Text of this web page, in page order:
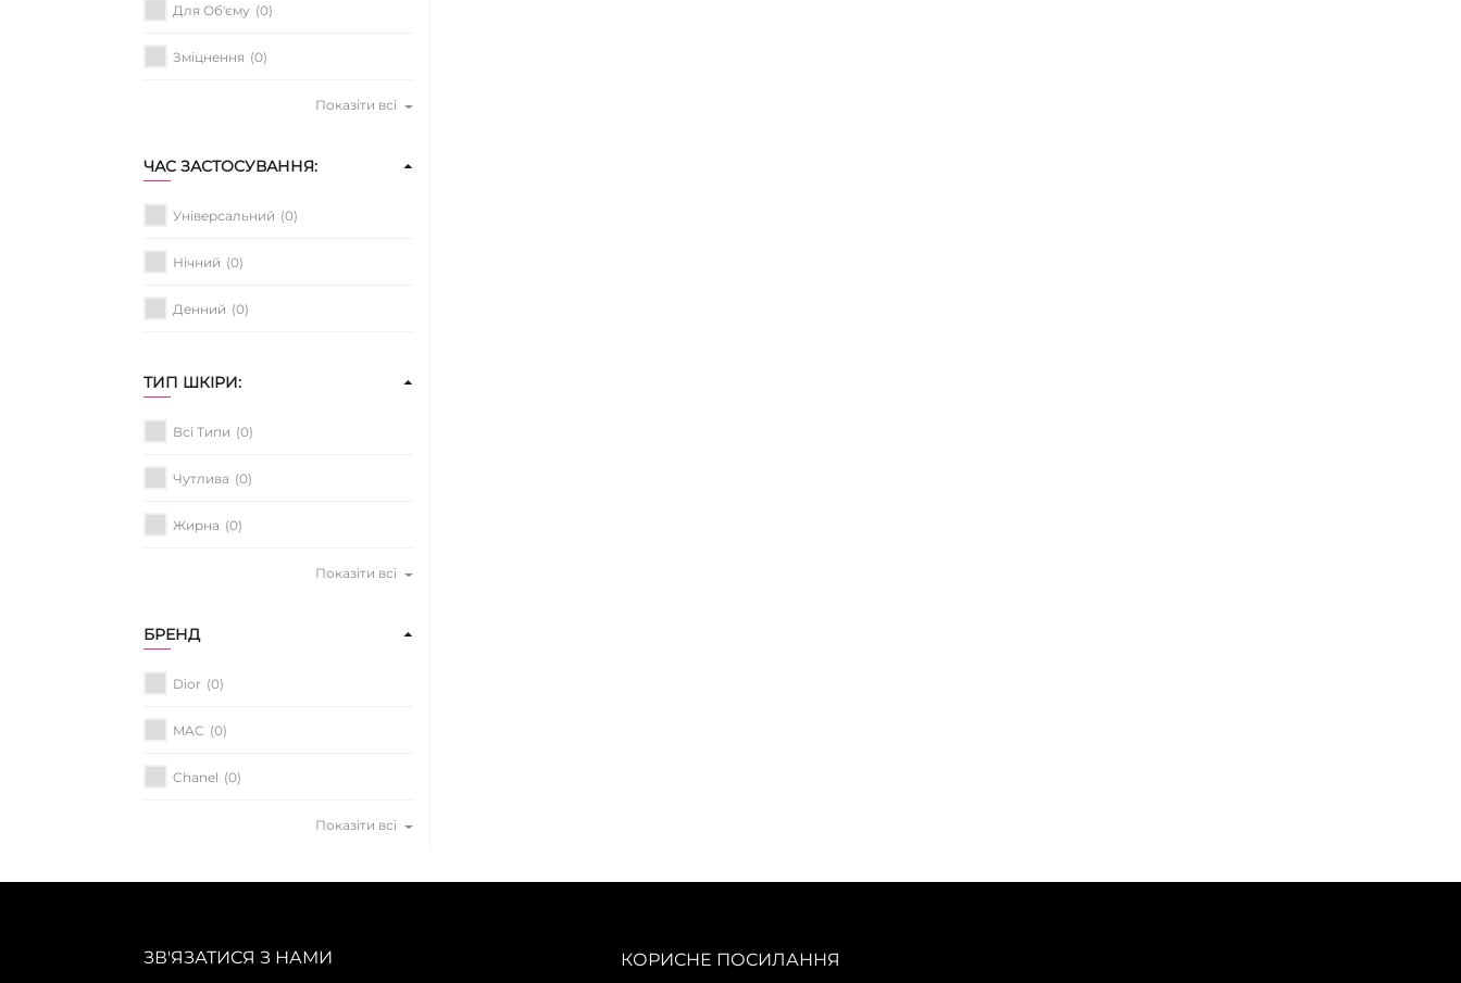
Для Об'єму (0)
Зміцнення (0)
Показіти всі
ЧАС ЗАСТОСУВАННЯ:
Універсальний (0)
Нічний (0)
Денний (0)
ТИП ШКІРИ:
Всі Типи (0)
Чутлива (0)
Жирна (0)
Показіти всі
БРЕНД
Dior (0)
MAC (0)
Chanel (0)
Показіти всі
ЗВ'ЯЗАТИСЯ З НАМИ КОРИСНЕ ПОСИЛАННЯ